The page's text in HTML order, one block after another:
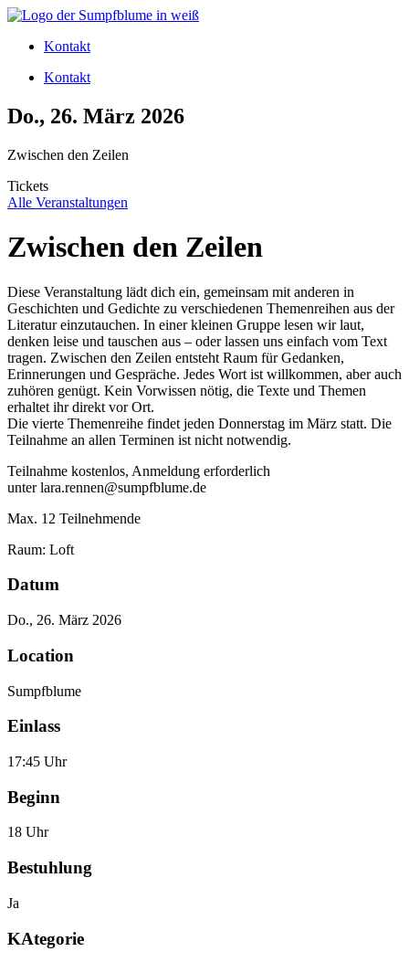
Zum
wechselnKontakt
Kontakt
Do., 26. März 2026
Zwischen den Zeilen
Tickets
Alle Veranstaltungen
Zwischen den Zeilen
Diese Veranstaltung lädt dich ein, gemeinsam mit anderen in
Geschichten und Gedichte zu verschiedenen Themenreihen aus der
Literatur einzutauchen. In einer kleinen Gruppe lesen wir laut,
denken leise und tauschen aus – oder lassen uns einfach vom Text
tragen. Zwischen den Zeilen entsteht Raum für Gedanken,
Erinnerungen und Gespräche. Jedes Wort ist willkommen, aber auch
zuhören genügt. Kein Vorwissen nötig, die Texte und Themen
erhaltet ihr direkt vor Ort.
Die vierte Themenreihe findet jeden Donnerstag im März statt. Die
Teilnahme an allen Terminen ist nicht notwendig.
Teilnahme kostenlos, Anmeldung erforderlich
ed.emulbfpmus@nenner.aral retnu
Max. 12 Teilnehmende
Raum: Loft
Datum
Do., 26. März 2026
Location
Sumpfblume
Einlass
17:45 Uhr
Beginn
18 Uhr
Bestuhlung
Ja
KAtegorie